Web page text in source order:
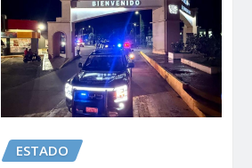
ESTADO